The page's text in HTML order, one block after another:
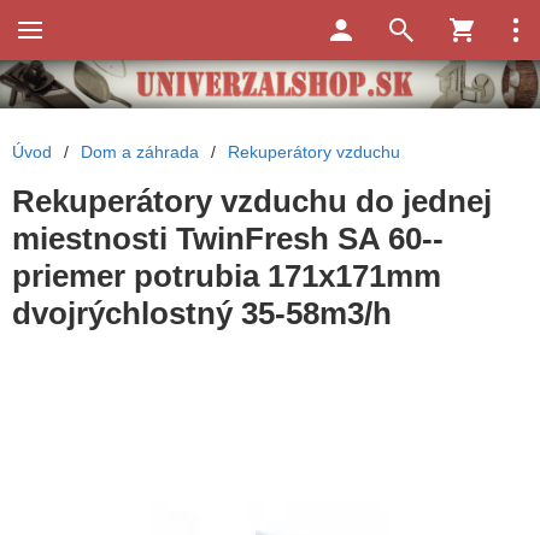
Úvod / Dom a záhrada / Rekuperátory vzduchu
Rekuperátory vzduchu do jednej
miestnosti TwinFresh SA 60--
priemer potrubia 171x171mm
dvojrýchlostný 35-58m3/h